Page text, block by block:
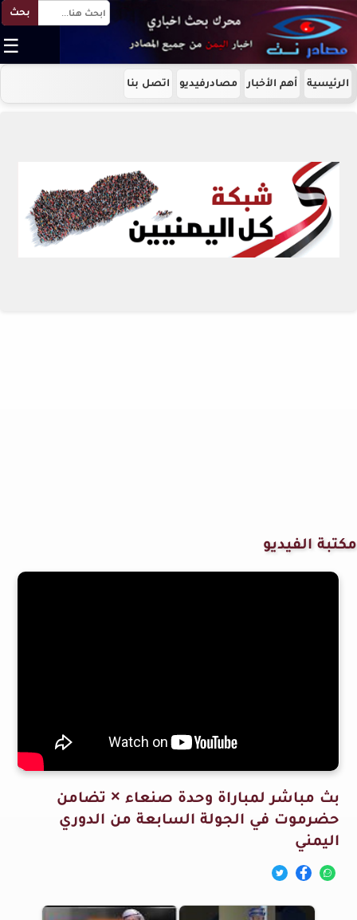
بحث
☰
الرئيسية أهم الأخبار مصادرفيديو اتصل بنا
مكتبة الفيديو
بث مباشر لمباراة وحدة صنعاء × تضامن
حضرموت في الجولة السابعة من الدوري
اليمني